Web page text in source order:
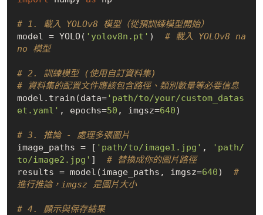
# 1. 載入 YOLOv8 模型（從預訓練模型開始）
model = YOLO( 'yolov8n.pt' ) # 載入 YOLOv8 na
no 模型
# 2. 訓練模型 (使用自訂資料集)
# 資料集的配置文件應該包含路徑、類別數量等必要信息
model.train(data='path/to/your/custom_datas
et.yaml' , epochs=50 , imgsz=640)
# 3. 推論 - 處理多張圖片
image_paths = [ 'path/to/image1.jpg' ,
'path/
to/image2.jpg' ] # 替換成你的圖片路徑
results = model(image_paths, imgsz=640) #
進行推論，imgsz 是圖片大小
# 4. 顯示與保存結果